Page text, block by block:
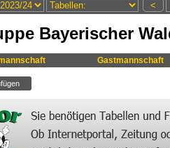
Bayerischer
Gastmannschaft